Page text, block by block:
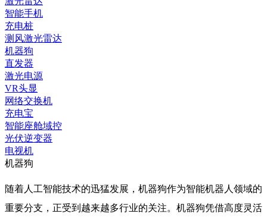
智能手机
充电桩
测风激光雷达
机器狗
直发器
激光电源
VR头显
网络交换机
充电宝
智能座舱域控
光伏逆变器
电视机
机器狗
随着人工智能技术的迅猛发展，机器狗作为智能机器人领域的
重要分支，正受到越来越多行业的关注。机器狗凭借高度灵活